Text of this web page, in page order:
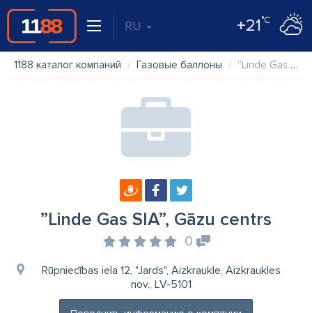
RU +21°C
1188 каталог компаний Газовые баллоны ”Linde Gas SIA”, Gāzu centrs
”Linde Gas SIA”, Gāzu centrs
0
Rūpniecības iela 12, "Jards", Aizkraukle, Aizkraukles
nov., LV-5101